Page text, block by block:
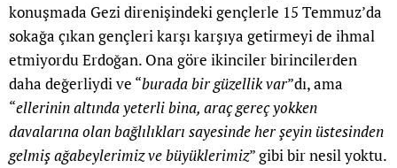
konuşmada Gezi direnişindeki gençlerle 15 Temmuz’da
sokağa çıkan gençleri karşı karşıya getirmeyi de ihmal
etmiyordu Erdoğan. Ona göre ikinciler birincilerden
daha değerliydi ve “burada bir güzellik var”dı, ama
“ellerinin altında yeterli bina, araç gereç yokken
davalarına olan bağlılıkları sayesinde her şeyin üstesinden
gelmiş ağabeylerimiz ve büyüklerimiz” gibi bir nesil yoktu.